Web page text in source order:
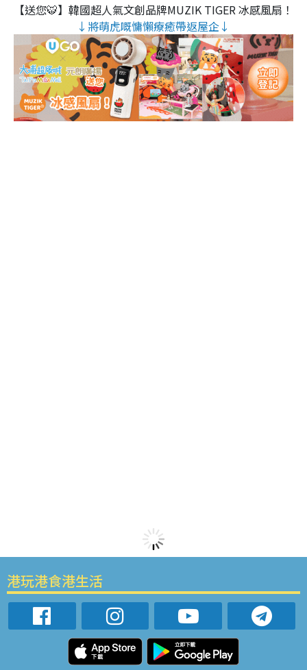
【送您🐯】韓國超人氣文創品牌MUZIK TIGER 冰感風扇！
↓將萌虎嘅慵懶療癒帶返屋企↓
港玩港食港生活